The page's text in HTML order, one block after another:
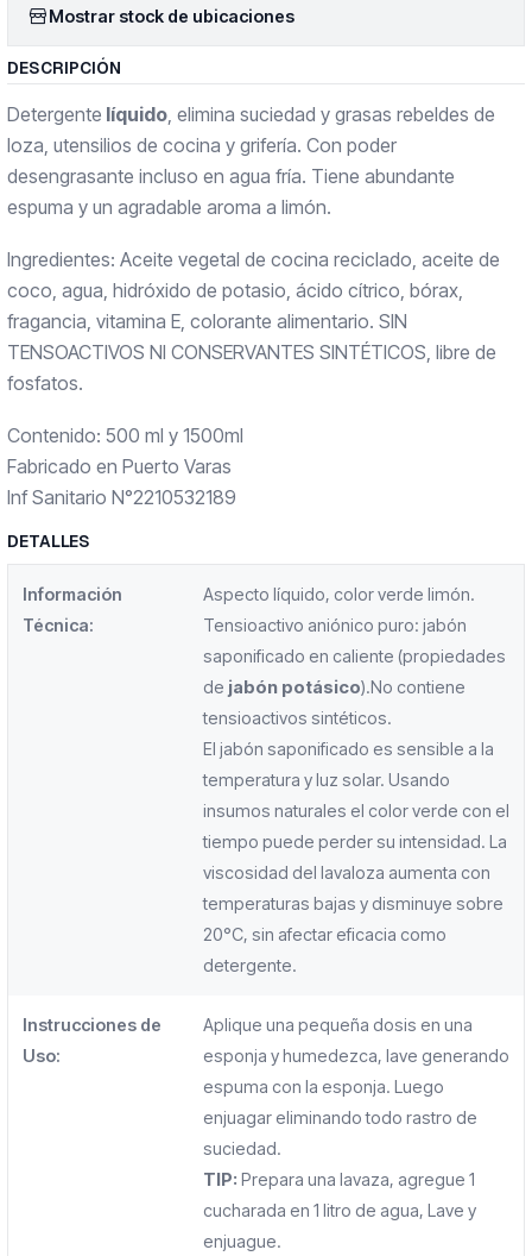
Mostrar stock de ubicaciones
DESCRIPCIÓN
Detergente líquido, elimina suciedad y grasas rebeldes de
loza, utensilios de cocina y grifería. Con poder
desengrasante incluso en agua fría. Tiene abundante
espuma y un agradable aroma a limón.
Ingredientes: Aceite vegetal de cocina reciclado, aceite de
coco, agua, hidróxido de potasio, ácido cítrico, bórax,
fragancia, vitamina E, colorante alimentario. SIN
TENSOACTIVOS NI CONSERVANTES SINTÉTICOS, libre de
fosfatos.
Contenido: 500 ml y 1500ml
Fabricado en Puerto Varas
Inf Sanitario N°2210532189
DETALLES
Información
Técnica:
Aspecto líquido, color verde limón.
Tensioactivo aniónico puro: jabón
saponificado en caliente (propiedades
de jabón potásico).No contiene
tensioactivos sintéticos.
El jabón saponificado es sensible a la
temperatura y luz solar. Usando
insumos naturales el color verde con el
tiempo puede perder su intensidad. La
viscosidad del lavaloza aumenta con
temperaturas bajas y disminuye sobre
20°C, sin afectar eficacia como
detergente.
Instrucciones de
Uso:
Aplique una pequeña dosis en una
esponja y humedezca, lave generando
espuma con la esponja. Luego
enjuagar eliminando todo rastro de
suciedad.
TIP: Prepara una lavaza, agregue 1
cucharada en 1 litro de agua, Lave y
enjuague.